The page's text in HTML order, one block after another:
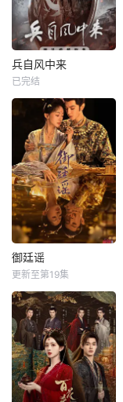
兵自风中来
已完结
御廷谣
更新至第19集